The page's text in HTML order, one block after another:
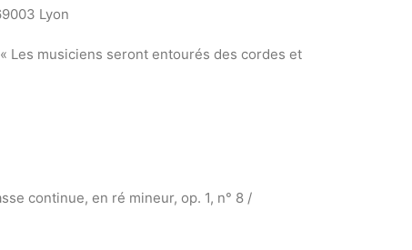
Lyon
Les musiciens seront entourés des cordes et
continue, en ré mineur, op. 1, n° 8 /